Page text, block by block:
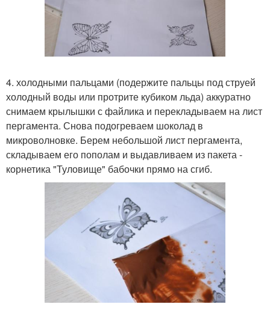
4. холодными пальцами (подержите пальцы под струей
холодный воды или протрите кубиком льда) аккуратно
снимаем крылышки с файлика и перекладываем на лист
пергамента. Снова подогреваем шоколад в
микроволновке. Берем небольшой лист пергамента,
складываем его пополам и выдавливаем из пакета -
корнетика "Туловище" бабочки прямо на сгиб.